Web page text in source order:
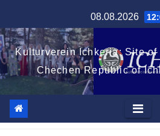
Inhalt
springen
08.08.2026
Kulturverein Ichkeria: Site
Chechen Republic of